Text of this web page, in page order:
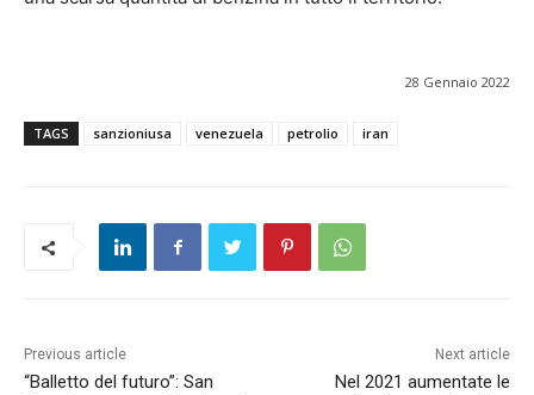
28 Gennaio 2022
TAGS sanzioniusa venezuela petrolio iran
Previous article
“Balletto del futuro”: San
Next article
Nel 2021 aumentate le